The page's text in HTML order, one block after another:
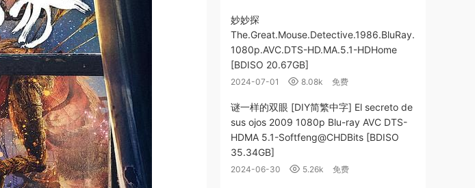
妙妙探
The.Great.Mouse.Detective.1986.BluRay.
1080p.AVC.DTS-HD.MA.5.1-HDHome
[BDISO 20.67GB]
2024-07-01 8.08k 免费
谜一样的双眼 [DIY简繁中字] El secreto de
sus ojos 2009 1080p Blu-ray AVC DTS-
HDMA 5.1-Softfeng@CHDBits [BDISO
35.34GB]
2024-06-30 5.26k 免费